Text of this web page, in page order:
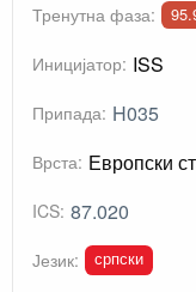
Тренутна фаза:
Иницијатор: ISS
Припада: H035
Врста: Европски
ICS: 87.020
Језик: српски